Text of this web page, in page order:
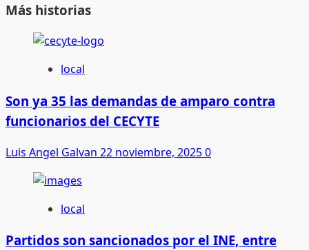
Más historias
local
Son ya 35 las demandas de amparo contra
funcionarios del CECYTE
Luis Angel Galvan 22 noviembre, 20250
local
Partidos son sancionados por el INE, entre